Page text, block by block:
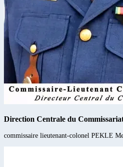
Direction Centrale du
commissaire lieutenant-colonel PEKLE